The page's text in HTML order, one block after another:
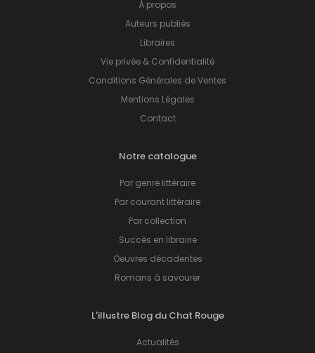
À propos
Auteurs publiés
Libraires
Vie privée & Confidentialité
Conditions Générales de Ventes
Mentions Légales
Contact
Notre catalogue
Par genre littéraire
Par courant littéraire
Par collection
Succès en librairie
Oeuvres décadentes
Romans à savourer
L'illustre Blog du Chat Rouge
Actualités